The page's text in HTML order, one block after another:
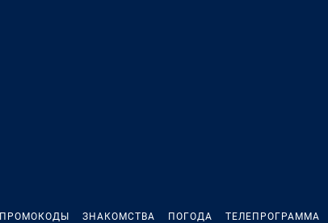
ПРОМОКОДЫ ЗНАКОМСТВА ПОГОДА ТЕЛЕПРОГРАММА